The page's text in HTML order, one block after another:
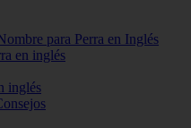
para Perra en Inglés
en inglés
inglés